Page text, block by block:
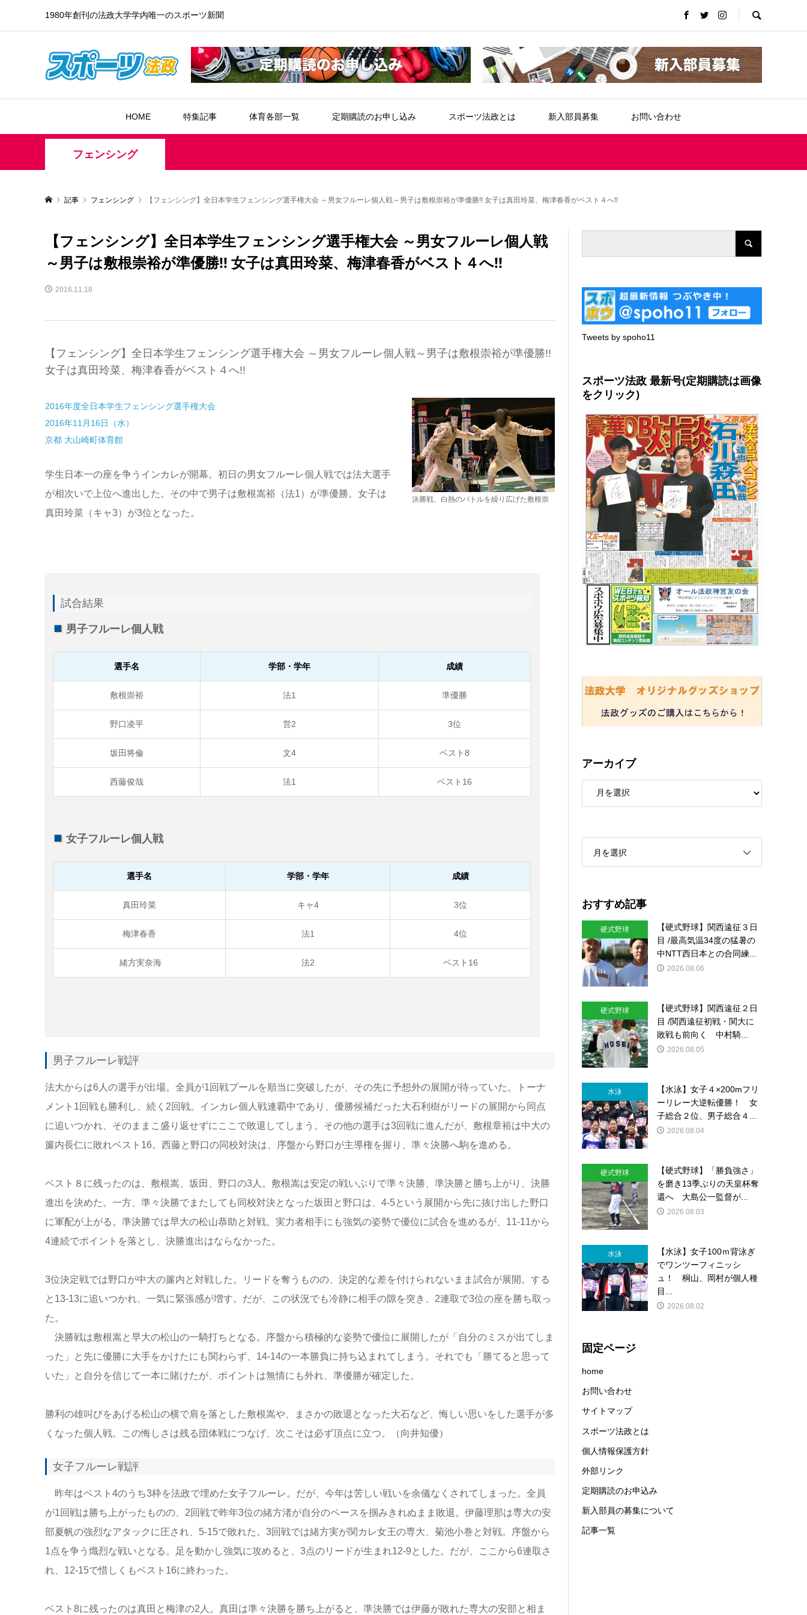
1980年創刊の法政大学学内唯一のスポーツ新聞
HOME 特集記事 体育各部一覧 定期購読のお申し込み スポーツ法政とは 新入部員募集 お問い合わせ
フェンシング
記事 フェンシング 【フェンシング】全日本学生フェンシング選手権大会 ～男女フルーレ個人戦～男子は敷根崇裕が準優勝!! 女子は真田玲菜、梅津春香がベスト４へ!!
【フェンシング】全日本学生フェンシング選手権大会 ～男女フルーレ個人戦
～男子は敷根崇裕が準優勝!! 女子は真田玲菜、梅津春香がベスト４へ!!
2016.11.18
【フェンシング】全日本学生フェンシング選手権大会 ～男女フルーレ個人戦～男子は敷根崇裕が準優勝!!
女子は真田玲菜、梅津春香がベスト４へ!!
2016年度全日本学生フェンシング選手権大会
2016年11月16日（水）
京都 大山崎町体育館
学生日本一の座を争うインカレが開幕。初日の男女フルーレ個人戦では法大選手
が相次いで上位へ進出した。その中で男子は敷根嵩裕（法1）が準優勝。女子は
真田玲菜（キャ3）が3位となった。
決勝戦、白熱のバトルを繰り広げた敷根崇
試合結果
男子フルーレ個人戦
選手名 学部・学年 成績
敷根崇裕 法1 準優勝
野口凌平 営2 3位
坂田将倫 文4 ベスト8
西藤俊哉 法1 ベスト16
女子フルーレ個人戦
選手名 学部・学年 成績
真田玲菜 キャ4 3位
梅津春香 法1 4位
緒方実奈海 法2 ベスト16
男子フルーレ戦評
法大からは6人の選手が出場。全員が1回戦プールを順当に突破したが、その先に予想外の展開が待っていた。トーナ
メント1回戦も勝利し、続く2回戦。インカレ個人戦連覇中であり、優勝候補だった大石利樹がリードの展開から同点
に追いつかれ、そのままこ盛り返せずにここで敗退してしまう。その他の選手は3回戦に進んだが、敷根章裕は中大の
簾内長仁に敗れベスト16。西藤と野口の同校対決は、序盤から野口が主導権を握り、準々決勝へ駒を進める。
ベスト８に残ったのは、敷根嵩、坂田、野口の3人。敷根嵩は安定の戦いぶりで準々決勝、準決勝と勝ち上がり、決勝
進出を決めた。一方、準々決勝でまたしても同校対決となった坂田と野口は、4-5という展開から先に抜け出した野口
に軍配が上がる。準決勝では早大の松山恭助と対戦。実力者相手にも強気の姿勢で優位に試合を進めるが、11-11から
4連続でポイントを落とし、決勝進出はならなかった。
3位決定戦では野口が中大の簾内と対戦した。リードを奪うものの、決定的な差を付けられないまま試合が展開。する
と13-13に追いつかれ、一気に緊張感が増す。だが、この状況でも冷静に相手の隙を突き、2連取で3位の座を勝ち取っ
た。
決勝戦は敷根嵩と早大の松山の一騎打ちとなる。序盤から積極的な姿勢で優位に展開したが「自分のミスが出てしま
った」と先に優勝に大手をかけたにも関わらず、14-14の一本勝負に持ち込まれてしまう。それでも「勝てると思って
いた」と自分を信じて一本に賭けたが、ポイントは無情にも外れ、準優勝が確定した。
勝利の雄叫びをあげる松山の横で肩を落とした敷根嵩や、まさかの敗退となった大石など、悔しい思いをした選手が多
くなった個人戦。この悔しさは残る団体戦につなげ、次こそは必ず頂点に立つ。（向井知優）
女子フルーレ戦評
昨年はベスト4のうち3枠を法政で埋めた女子フルーレ。だが、今年は苦しい戦いを余儀なくされてしまった。全員
が1回戦は勝ち上がったものの、2回戦で昨年3位の緒方渚が自分のペースを掴みきれぬまま敗退。伊藤理那は専大の安
部夏帆の強烈なアタックに圧され、5-15で敗れた。3回戦では緒方実が関カレ女王の専大、菊池小巻と対戦。序盤から
1点を争う熾烈な戦いとなる。足を動かし強気に攻めると、3点のリードが生まれ12-9とした。だが、ここから6連取さ
れ、12-15で惜しくもベスト16に終わった。
ベスト8に残ったのは真田と梅津の2人。真田は準々決勝を勝ち上がると、準決勝では伊藤が敗れた専大の安部と相ま
Tweets by spoho11
スポーツ法政 最新号(定期購読は画像
をクリック)
アーカイブ
月を選択
おすすめ記事
硬式野球
【硬式野球】関西遠征３日
目 /最高気温34度の猛暑の
中NTT西日本との合同練...
2026.08.06
硬式野球
【硬式野球】関西遠征２日
目 /関西遠征初戦・関大に
敗戦も前向く 中村騎...
2026.08.05
水泳
【水泳】女子４×200mフリ
ーリレー大逆転優勝！ 女
子総合２位、男子総合４...
2026.08.04
硬式野球
【硬式野球】「勝負強さ」
を磨き13季ぶりの天皇杯奪
還へ 大島公一監督が...
2026.08.03
水泳
【水泳】女子100ｍ背泳ぎ
でワンツーフィニッシ
ュ！ 桐山、岡村が個人種
目...
2026.08.02
固定ページ
home
お問い合わせ
サイトマップ
スポーツ法政とは
個人情報保護方針
外部リンク
定期購読のお申込み
新入部員の募集について
記事一覧